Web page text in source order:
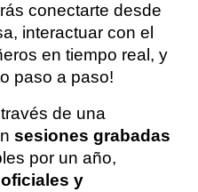
conectarte desde
interactuar con el
en tiempo real, y
paso a paso!
de una
sesiones grabadas
por un año,
y